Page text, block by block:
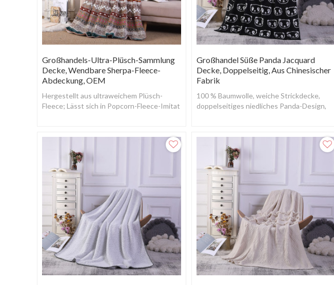
Großhandels-Ultra-Plüsch-Sammlung
Decke, Wendbare Sherpa-Fleece-
Abdeckung, OEM
Hergestellt aus ultraweichem Plüsch-
Fleece; Lässt sich in Popcorn-Fleece-Imitat
Großhandel Süße Panda Jacquard
Decke, Doppelseitig, Aus Chinesischer
Fabrik
100 % Baumwolle, weiche Strickdecke,
doppelseitiges niedliches Panda-Design,